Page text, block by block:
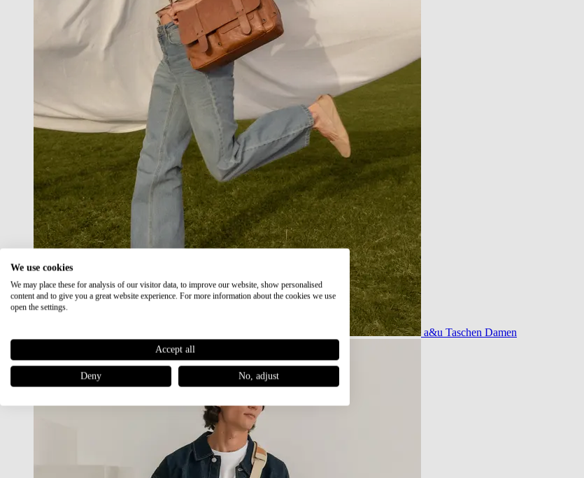
a&u Taschen Damen
We use cookies
We may place these for analysis of our visitor data, to improve our website, show personalised
content and to give you a great website experience. For more information about the cookies we use
open the settings.
Accept all
Deny No, adjust